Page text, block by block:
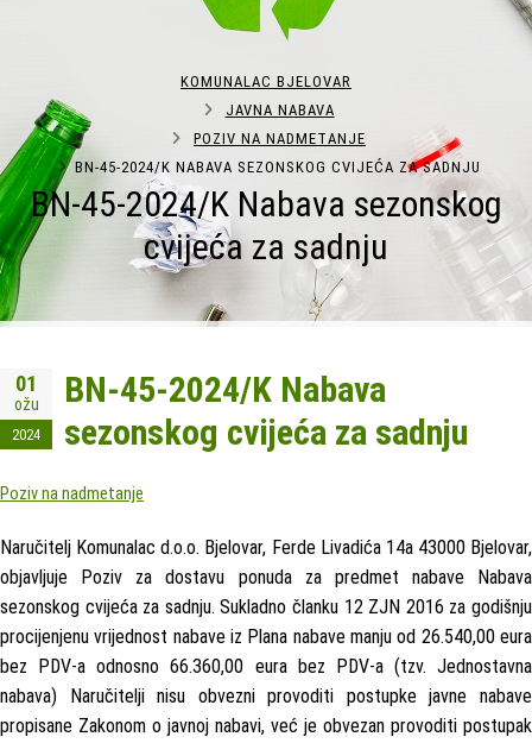
BN-45-2024/K Nabava sezonskog
cvijeća za sadnju
KOMUNALAC BJELOVAR
JAVNA NABAVA
POZIV NA NADMETANJE
BN-45-2024/K NABAVA SEZONSKOG CVIJEĆA ZA SADNJU
01
ožu
2024
BN-45-2024/K Nabava
sezonskog cvijeća za sadnju
Poziv na nadmetanje
Naručitelj Komunalac d.o.o. Bjelovar, Ferde Livadića 14a 43000 Bjelovar,
objavljuje Poziv za dostavu ponuda za predmet nabave Nabava
sezonskog cvijeća za sadnju. Sukladno članku 12 ZJN 2016 za godišnju
procijenjenu vrijednost nabave iz Plana nabave manju od 26.540,00 eura
bez PDV-a odnosno 66.360,00 eura bez PDV-a (tzv. Jednostavna
nabava) Naručitelji nisu obvezni provoditi postupke javne nabave
propisane Zakonom o javnoj nabavi, već je obvezan provoditi postupak